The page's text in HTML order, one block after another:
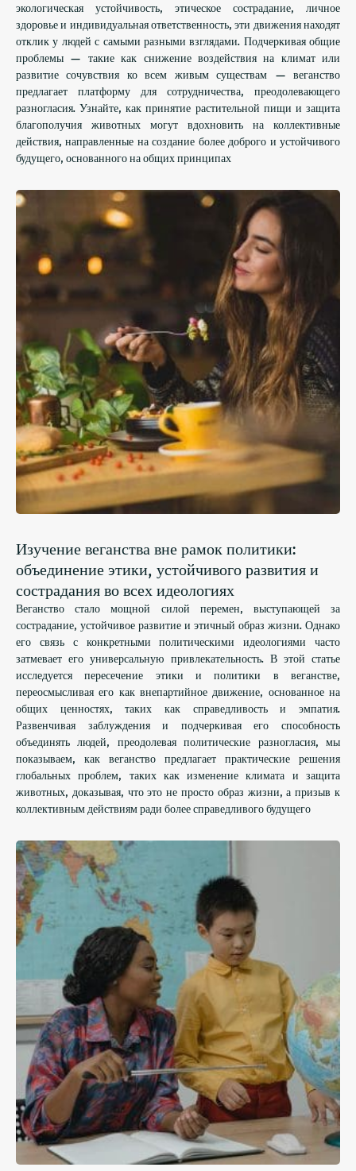
экологическая устойчивость, этическое сострадание, личное
здоровье и индивидуальная ответственность, эти движения находят
отклик у людей с самыми разными взглядами. Подчеркивая общие
проблемы — такие как снижение воздействия на климат или
развитие сочувствия ко всем живым существам — веганство
предлагает платформу для сотрудничества, преодолевающего
разногласия. Узнайте, как принятие растительной пищи и защита
благополучия животных могут вдохновить на коллективные
действия, направленные на создание более доброго и устойчивого
будущего, основанного на общих принципах
Изучение веганства вне рамок политики:
объединение этики, устойчивого развития и
сострадания во всех идеологиях
Веганство стало мощной силой перемен, выступающей за
сострадание, устойчивое развитие и этичный образ жизни. Однако
его связь с конкретными политическими идеологиями часто
затмевает его универсальную привлекательность. В этой статье
исследуется пересечение этики и политики в веганстве,
переосмысливая его как внепартийное движение, основанное на
общих ценностях, таких как справедливость и эмпатия.
Развенчивая заблуждения и подчеркивая его способность
объединять людей, преодолевая политические разногласия, мы
показываем, как веганство предлагает практические решения
глобальных проблем, таких как изменение климата и защита
животных, доказывая, что это не просто образ жизни, а призыв к
коллективным действиям ради более справедливого будущего